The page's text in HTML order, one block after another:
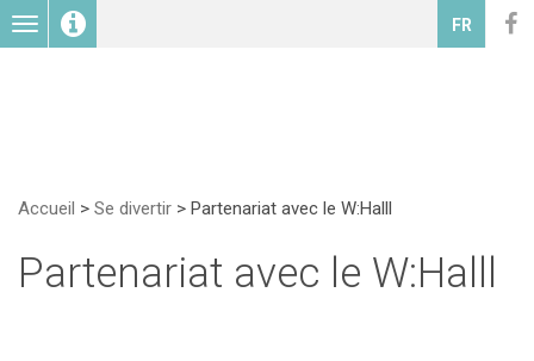
Toggle
navigation
FR
Accueil > Se divertir > Partenariat avec le W:Halll
Partenariat avec le W:Halll